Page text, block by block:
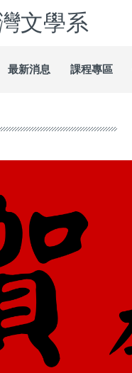
文學系
最新消息 課程專區